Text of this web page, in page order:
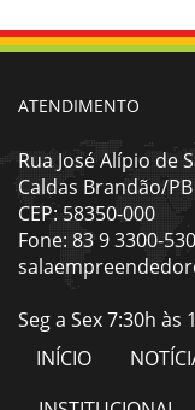
ATENDIMENTO
Rua José Alípio de
Caldas Brandão/PB
CEP: 58350-000
Fone: 83 9 3300-
Seg a Sex 7:30h às
INÍCIO